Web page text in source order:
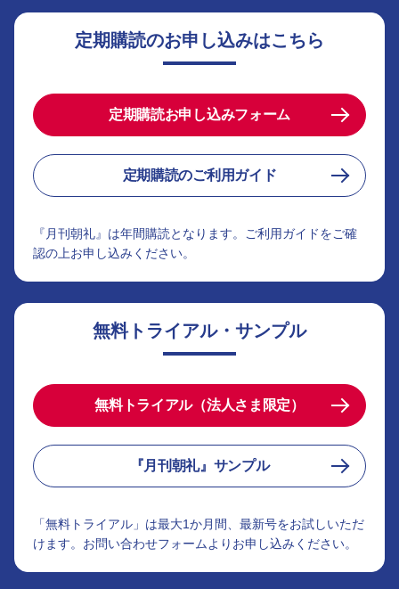
定期購読のお申し込みはこちら
定期購読お申し込みフォーム
定期購読のご利用ガイド
『月刊朝礼』は年間購読となります。ご利用ガイドをご確
認の上お申し込みください。
無料トライアル・サンプル
無料トライアル（法人さま限定）
『月刊朝礼』サンプル
「無料トライアル」は最大1か月間、最新号をお試しいただ
けます。お問い合わせフォームよりお申し込みください。